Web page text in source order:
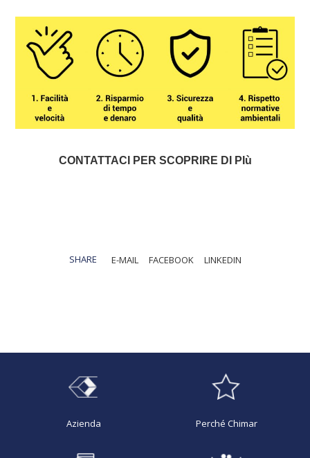
CONTATTACI PER SCOPRIRE DI PIù
SHARE E-MAIL FACEBOOK LINKEDIN
Azienda Perché Chimar